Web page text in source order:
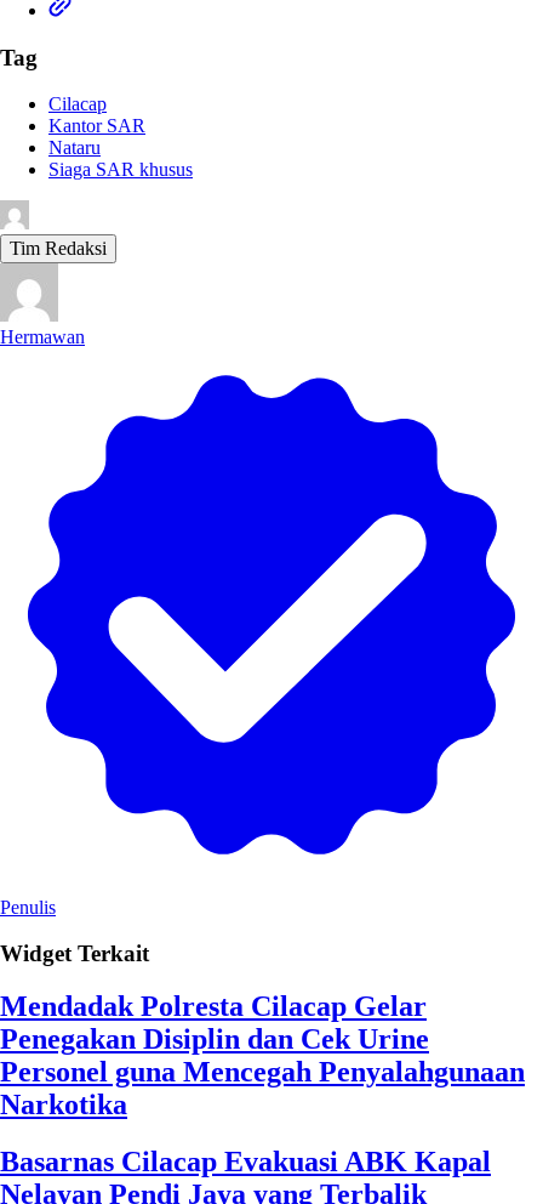
Tag
Cilacap
Kantor SAR
Nataru
Siaga SAR khusus
Tim Redaksi
Hermawan
Penulis
Widget Terkait
Mendadak Polresta Cilacap Gelar
Penegakan Disiplin dan Cek Urine
Personel guna Mencegah Penyalahgunaan
Narkotika
Basarnas Cilacap Evakuasi ABK Kapal
Nelayan Pendi Jaya yang Terbalik